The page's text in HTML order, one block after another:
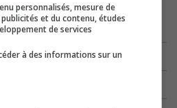
personnalisés, mesure de
et du contenu, études
de services
à des informations sur un